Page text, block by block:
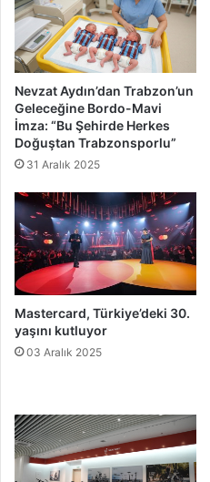
Nevzat Aydın’dan Trabzon’un
Geleceğine Bordo-Mavi
İmza: “Bu Şehirde Herkes
Doğuştan Trabzonsporlu”
31 Aralık 2025
Mastercard, Türkiye’deki 30.
yaşını kutluyor
03 Aralık 2025